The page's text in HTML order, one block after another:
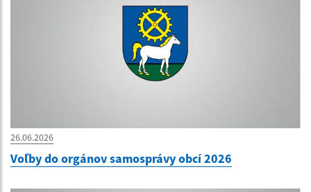
26.06.2026
Voľby do orgánov samosprávy obcí 2026